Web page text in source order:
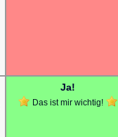
Ja!
Das ist mir wichtig!